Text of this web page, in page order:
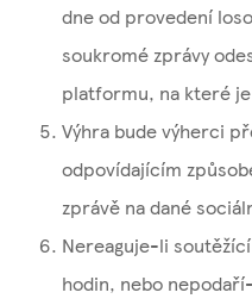
dne od provedení
soukromé zprávy
platformu, na které
Výhra bude výherci
odpovídajícím
zprávě na dané
Nereaguje-li
hodin, nebo